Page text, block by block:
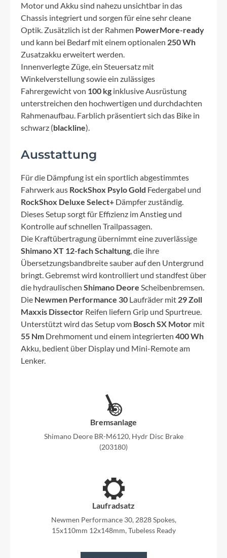
Motor und Akku sind nahezu unsichtbar in das
Chassis integriert und sorgen für eine sehr cleane
Optik. Zusätzlich ist der Rahmen PowerMore-ready
und kann bei Bedarf mit einem optionalen 250 Wh
Zusatzakku erweitert werden.
Innenverlegte Züge, ein Steuersatz mit
Winkelverstellung sowie ein zulässiges
Fahrergewicht von 100 kg inklusive Ausrüstung
unterstreichen den hochwertigen und durchdachten
Rahmenaufbau. Farblich präsentiert sich das Bike in
schwarz (blackline).
Ausstattung
Für die Dämpfung ist ein sportlich abgestimmtes
Fahrwerk aus RockShox Psylo Gold Federgabel und
RockShox Deluxe Select+ Dämpfer zuständig.
Dieses Setup sorgt für Effizienz im Anstieg und
Kontrolle auf schnellen Trailpassagen.
Die Kraftübertragung übernimmt eine zuverlässige
Shimano XT 12-fach Schaltung, die ihre
Übersetzungsbandbreite sauber auf den Untergrund
bringt. Gebremst wird kontrolliert und standfest über
die hydraulischen Shimano Deore Scheibenbremsen.
Die Newmen Performance 30 Laufräder mit 29 Zoll
Maxxis Dissector Reifen liefern Grip und Spurtreue.
Unterstützt wird das Setup vom Bosch SX Motor mit
55 Nm Drehmoment und einem integrierten 400 Wh
Akku, bedient über Display und Mini-Remote am
Lenker.
Bremsanlage
Shimano Deore BR-M6120, Hydr Disc Brake
(203180)
Laufradsatz
Newmen Performance 30, 2828 Spokes,
15x110mm 12x148mm, Tubeless Ready